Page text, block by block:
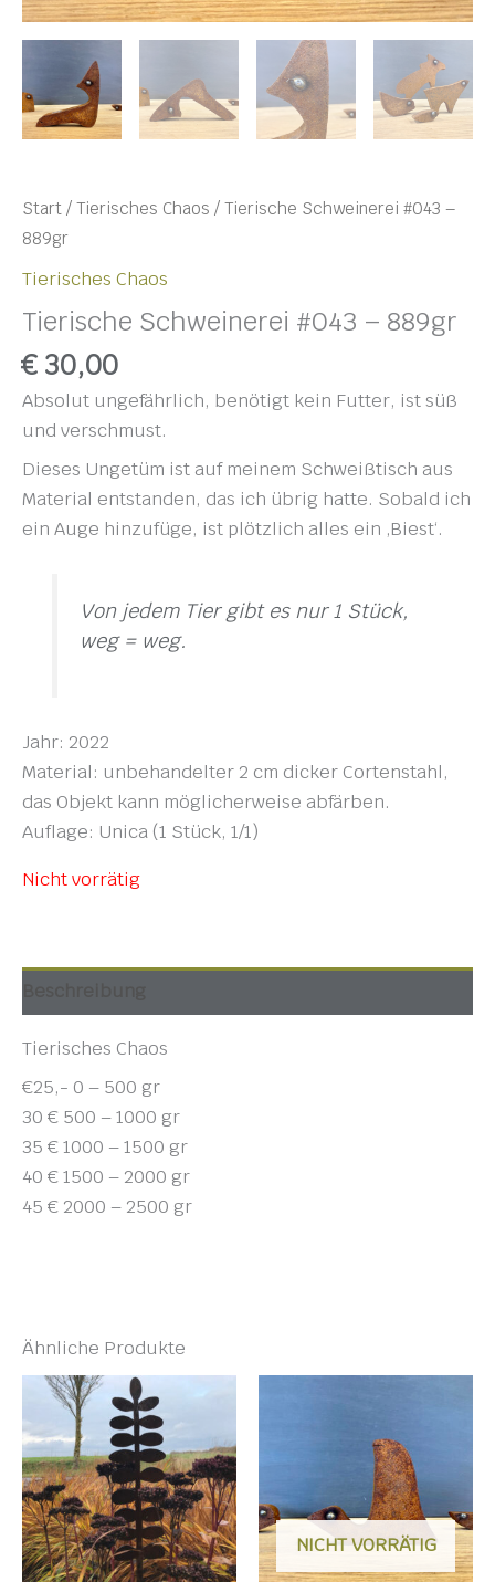
Start / Tierisches Chaos / Tierische Schweinerei #043 –
889gr
Tierisches Chaos
Tierische Schweinerei #043 – 889gr
€ 30,00
Absolut ungefährlich, benötigt kein Futter, ist süß
und verschmust.
Dieses Ungetüm ist auf meinem Schweißtisch aus
Material entstanden, das ich übrig hatte. Sobald ich
ein Auge hinzufüge, ist plötzlich alles ein ‚Biest‘.
Von jedem Tier gibt es nur 1 Stück,
weg = weg.
Jahr: 2022
Material: unbehandelter 2 cm dicker Cortenstahl,
das Objekt kann möglicherweise abfärben.
Auflage: Unica (1 Stück, 1/1)
Nicht vorrätig
Tierisches Chaos
€25,- 0 – 500 gr
30 € 500 – 1000 gr
35 € 1000 – 1500 gr
40 € 1500 – 2000 gr
45 € 2000 – 2500 gr
Ähnliche Produkte
bis
€ 185,00
weist
mehrere
Varianten
auf.
Die
NICHT VORRÄTIG